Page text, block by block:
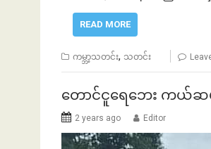
READ MORE
ကမ္ဘာ့သတင်း, သတင်း
တောင်ငူရေဘေး ကယ်ဆ
2 years ago Editor